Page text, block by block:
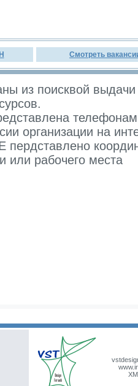
Смотреть
из поисквой
организации на
или рабочего места